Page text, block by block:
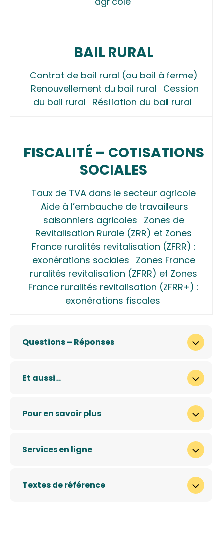
BAIL RURAL
Contrat de bail rural (ou bail à ferme)
Renouvellement du bail rural Cession
du bail rural Résiliation du bail rural
FISCALITÉ – COTISATIONS
SOCIALES
Taux de TVA dans le secteur agricole
Aide à l’embauche de travailleurs
saisonniers agricoles Zones de
Revitalisation Rurale (ZRR) et Zones
France ruralités revitalisation (ZFRR) :
exonérations sociales Zones France
ruralités revitalisation (ZFRR) et Zones
France ruralités revitalisation (ZFRR+) :
exonérations fiscales
Questions – Réponses
Et aussi…
Pour en savoir plus
Services en ligne
Textes de référence